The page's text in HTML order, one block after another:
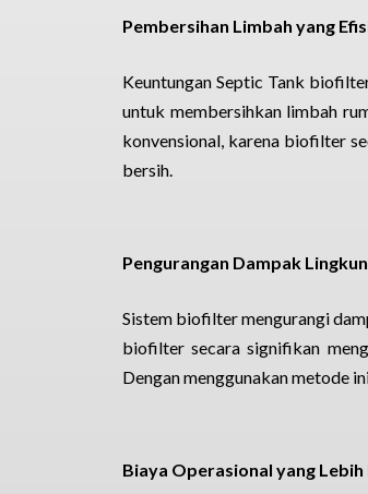
Pembersihan Limbah yang
Keuntungan Septic Tank
untuk membersihkan limbah
konvensional, karena biofilter
bersih.
Pengurangan Dampak
Sistem biofilter mengurangi
biofilter secara signifikan
Dengan menggunakan metode
Biaya Operasional yang Lebih